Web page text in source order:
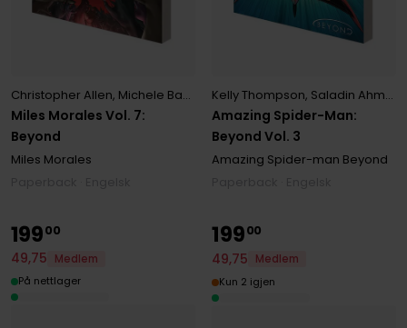
Miles Morales Vol. 7:
Beyond
Christopher Allen, Michele Bandini ,Saladin Ahmed
Miles Morales
Amazing Spider-Man:
Beyond Vol. 3
Kelly Thompson, Saladin Ahmed
Amazing Spider-man Beyond
19900
49,75
Medlem
På nettlager
19900
49,75
Medlem
Kun 2 igjen